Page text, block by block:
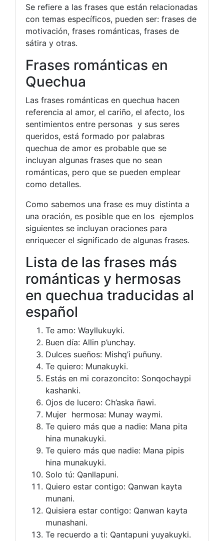
Se refiere a las frases que están relacionadas
con temas específicos, pueden ser: frases de
motivación, frases románticas, frases de
sátira y otras.
Frases románticas en
Quechua
Las frases románticas en quechua hacen
referencia al amor, el cariño, el afecto, los
sentimientos entre personas y sus seres
queridos, está formado por palabras
quechua de amor es probable que se
incluyan algunas frases que no sean
románticas, pero que se pueden emplear
como detalles.
Como sabemos una frase es muy distinta a
una oración, es posible que en los ejemplos
siguientes se incluyan oraciones para
enriquecer el significado de algunas frases.
Lista de las frases más
románticas y hermosas
en quechua traducidas al
español
Te amo: Wayllukuyki.
Buen día: Allin p’unchay.
Dulces sueños: Mishq’i puñuny.
Te quiero: Munakuyki.
Estás en mi corazoncito: Sonqochaypi
kashanki.
Ojos de lucero: Ch’aska ñawi.
Mujer hermosa: Munay waymi.
Te quiero más que a nadie: Mana pita
hina munakuyki.
Te quiero más que nadie: Mana pipis
hina munakuyki.
Solo tú: Qanllapuni.
Quiero estar contigo: Qanwan kayta
munani.
Quisiera estar contigo: Qanwan kayta
munashani.
Te recuerdo a ti: Qantapuni yuyakuyki.